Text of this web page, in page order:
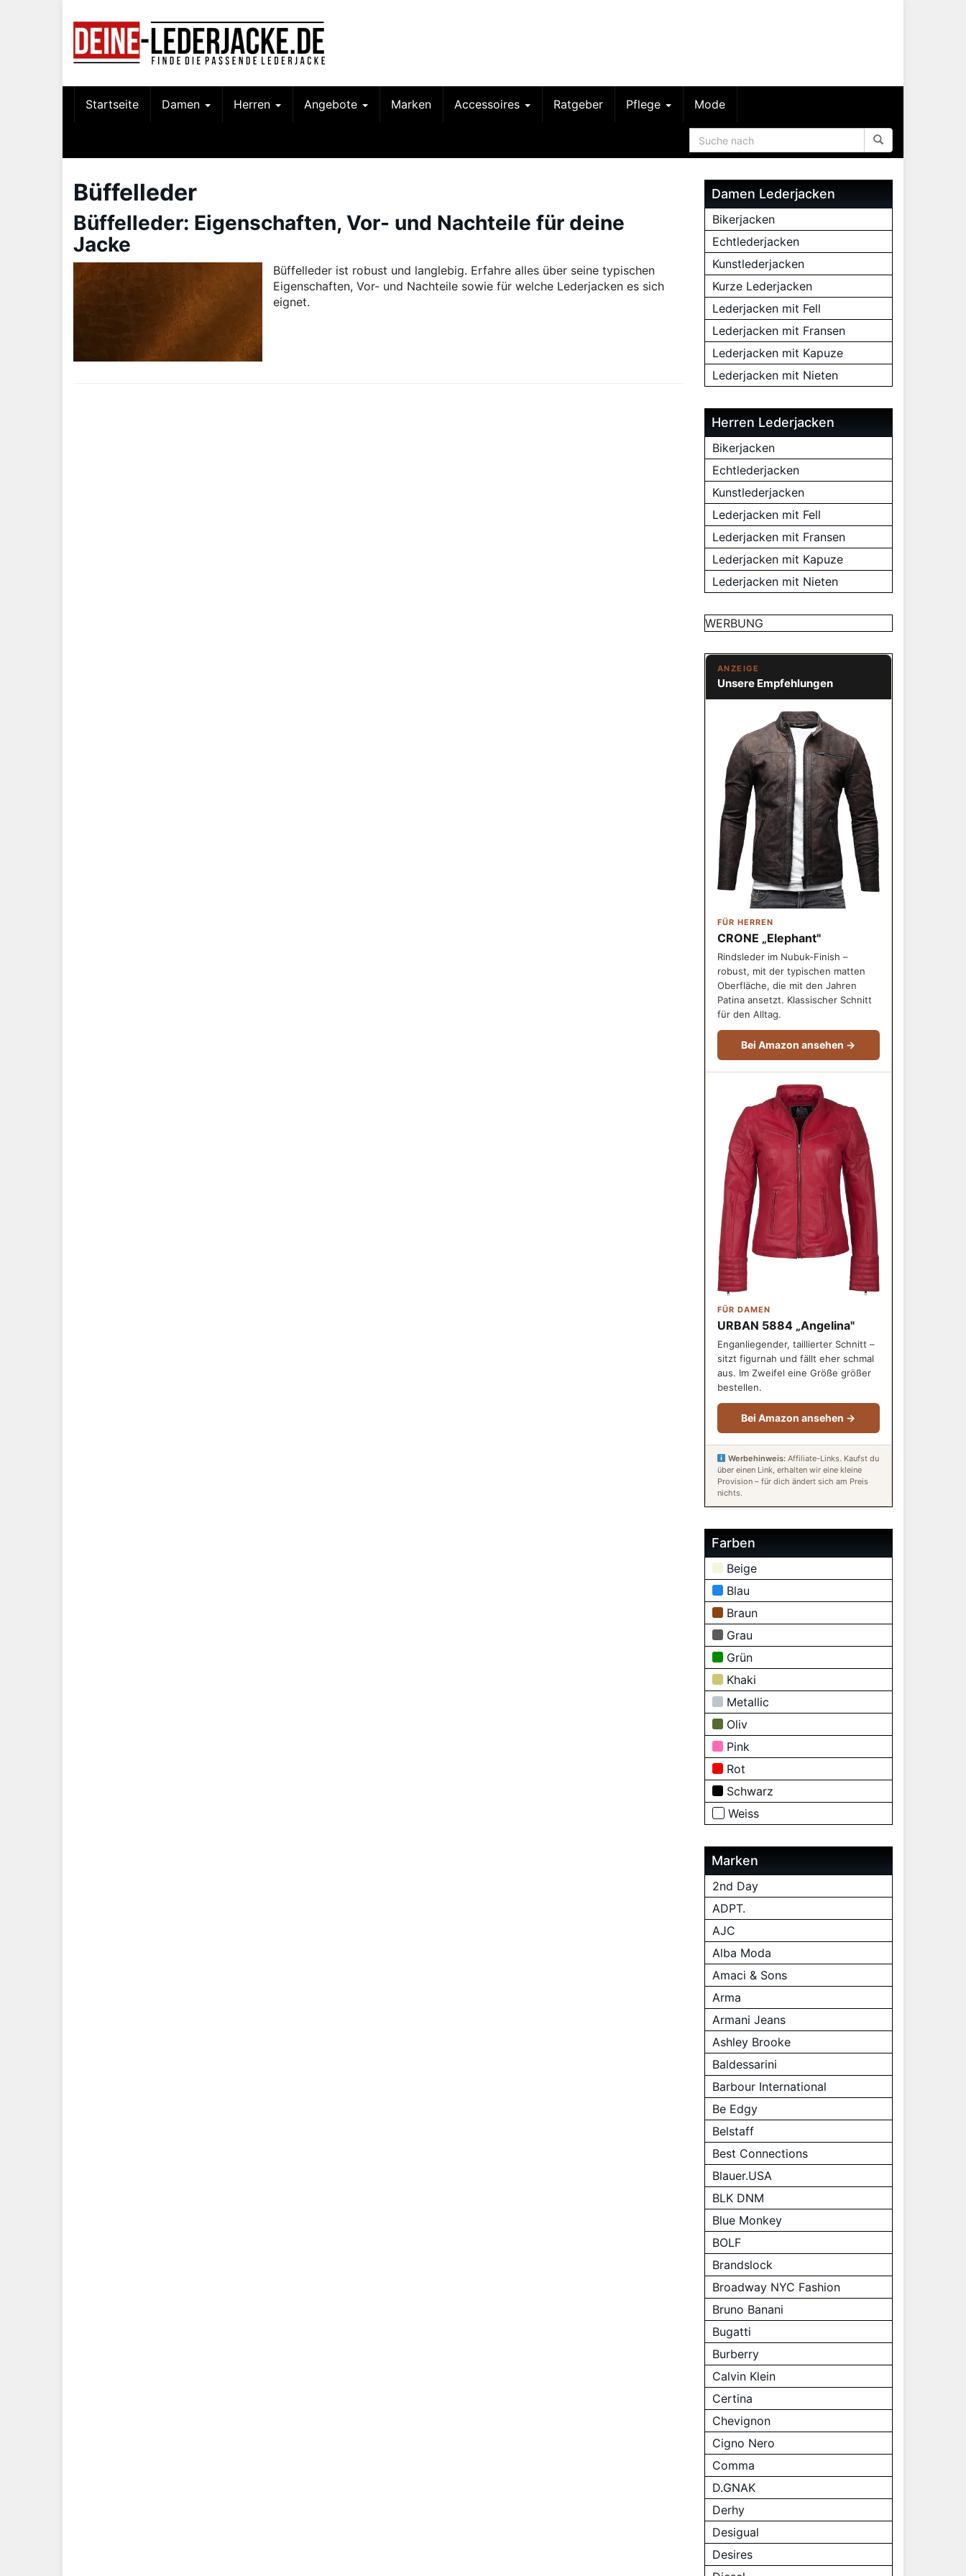
Startseite Damen Herren Angebote Marken Accessoires Ratgeber Pflege Mode
Büffelleder
Büffelleder: Eigenschaften, Vor- und Nachteile für deine
Jacke
Büffelleder ist robust und langlebig. Erfahre alles über seine typischen
Eigenschaften, Vor- und Nachteile sowie für welche Lederjacken es sich
eignet.
Damen Lederjacken
Bikerjacken
Echtlederjacken
Kunstlederjacken
Kurze Lederjacken
Lederjacken mit Fell
Lederjacken mit Fransen
Lederjacken mit Kapuze
Lederjacken mit Nieten
Herren Lederjacken
Bikerjacken
Echtlederjacken
Kunstlederjacken
Lederjacken mit Fell
Lederjacken mit Fransen
Lederjacken mit Kapuze
Lederjacken mit Nieten
WERBUNG
ANZEIGE
Unsere Empfehlungen
FÜR HERREN
CRONE „Elephant"
Rindsleder im Nubuk-Finish –
robust, mit der typischen matten
Oberfläche, die mit den Jahren
Patina ansetzt. Klassischer Schnitt
für den Alltag.
Bei Amazon ansehen →
FÜR DAMEN
URBAN 5884 „Angelina"
Enganliegender, taillierter Schnitt –
sitzt figurnah und fällt eher schmal
aus. Im Zweifel eine Größe größer
bestellen.
Bei Amazon ansehen →
Werbehinweis: Affiliate-Links. Kaufst du
über einen Link, erhalten wir eine kleine
Provision – für dich ändert sich am Preis
nichts.
Farben
Beige
Blau
Braun
Grau
Grün
Khaki
Metallic
Oliv
Pink
Rot
Schwarz
Weiss
Marken
2nd Day
ADPT.
AJC
Alba Moda
Amaci & Sons
Arma
Armani Jeans
Ashley Brooke
Baldessarini
Barbour International
Be Edgy
Belstaff
Best Connections
Blauer.USA
BLK DNM
Blue Monkey
BOLF
Brandslock
Broadway NYC Fashion
Bruno Banani
Bugatti
Burberry
Calvin Klein
Certina
Chevignon
Cigno Nero
Comma
D.GNAK
Derhy
Desigual
Desires